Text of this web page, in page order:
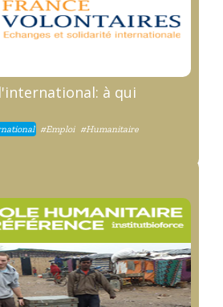
à qui
#Emploi #Humanitaire